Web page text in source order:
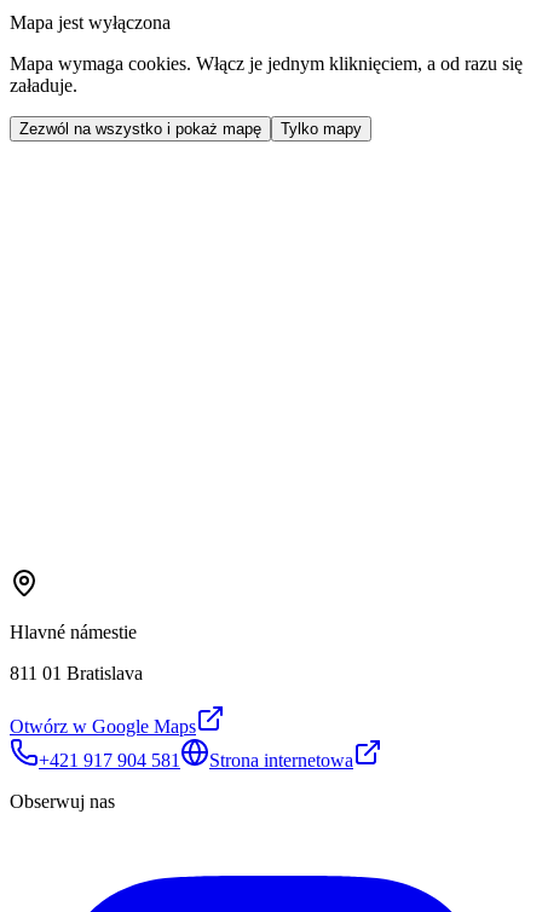
Mapa jest wyłączona
Mapa wymaga cookies. Włącz je jednym kliknięciem, a od razu się
załaduje.
Zezwól na wszystko i pokaż mapę Tylko mapy
Hlavné námestie
811 01 Bratislava
Otwórz w Google Maps
+421 917 904 581
Strona internetowa
Obserwuj nas